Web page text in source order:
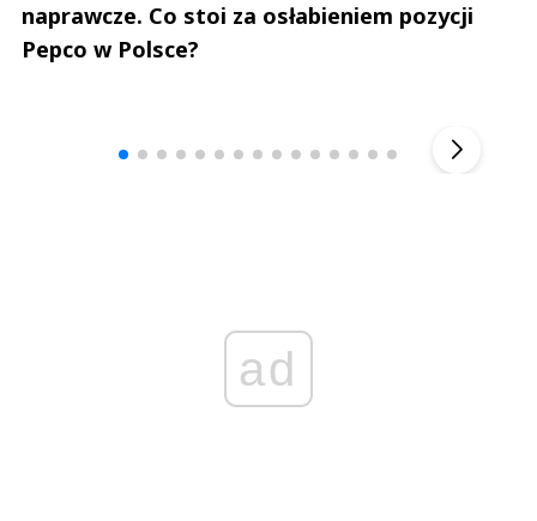
naprawcze. Co stoi za osłabieniem pozycji
Pepco w Polsce?
ad